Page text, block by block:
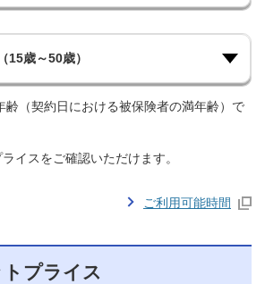
（契約日における被保険者の満年齢）で
イスをご確認いただけます。
ご利用可能時間
プライス